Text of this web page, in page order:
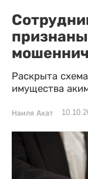
Раскрыта
имущества
Наиля Ахат